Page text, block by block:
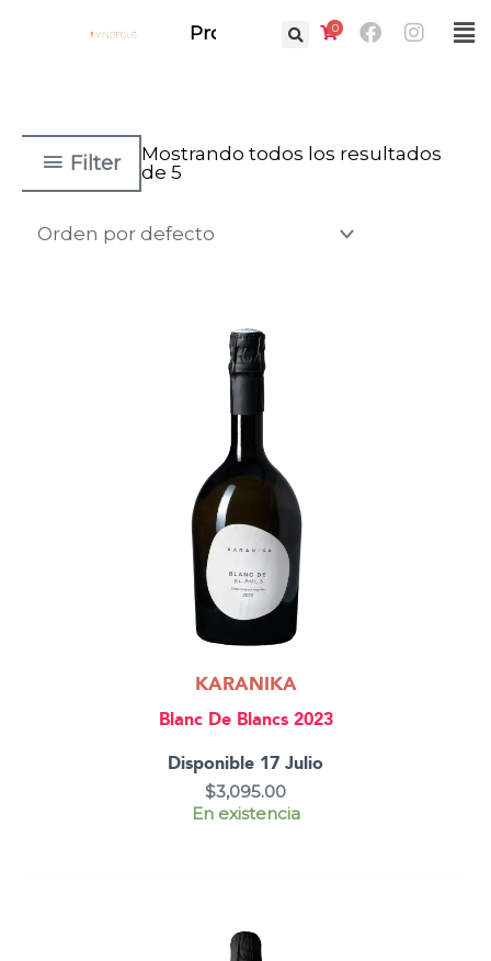
Prof. 0 Facebook
Filter
Mostrando todos los resultados
de 5
KARANIKA
Blanc De Blancs 2023
Disponible 17 Julio
$3,095.00
En existencia